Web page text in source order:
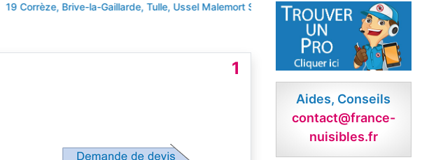
19 Corrèze, Brive-la-Gaillarde, Tulle, UsselMalemort SOUDEILLES
1
Aides, Conseils
contact@france-
nuisibles.fr